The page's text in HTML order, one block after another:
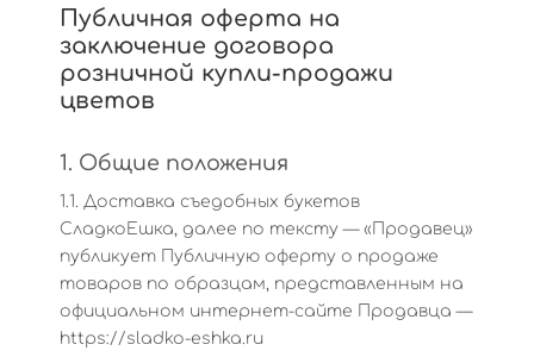
Публичная оферта на
заключение договора
розничной купли-продажи
цветов
1. Общие положения
1.1. Доставка съедобных букетов
СладкоЕшка, далее по тексту — «Продавец»
публикует Публичную оферту о продаже
товаров по образцам, представленным на
официальном интернет-сайте Продавца —
https://sladko-eshka.ru